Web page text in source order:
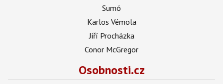
Sumó
Karlos Vémola
Jiří Procházka
Conor McGregor
Osobnosti.cz